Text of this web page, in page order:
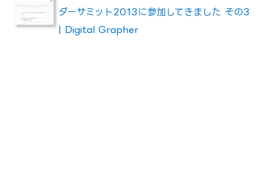
ダーサミット2013に参加してきました その3
| Digital Grapher